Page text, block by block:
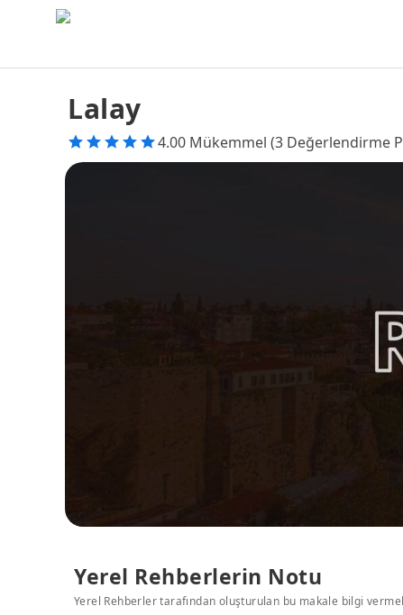
Lalay
4.00 Mükemmel (3 Değerlendirme
Yerel Rehberlerin Notu
Yerel Rehberler tarafından oluşturulan bu makale bilgi